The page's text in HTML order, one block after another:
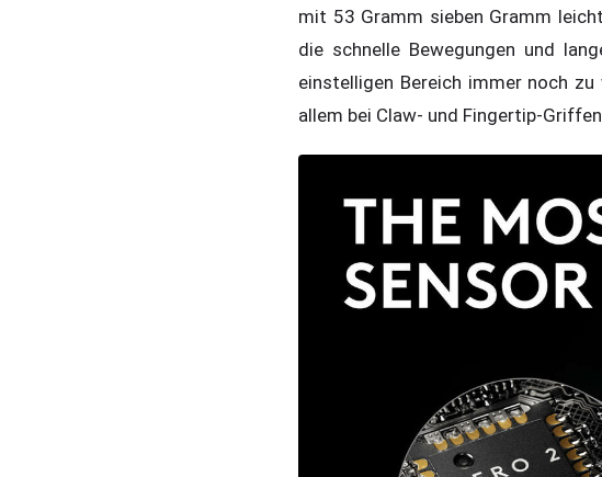
mit 53 Gramm sieben Gramm
die schnelle Bewegungen und
einstelligen Bereich immer noch
allem bei Claw- und Fingertip-